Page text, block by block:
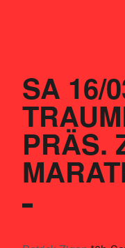
SA 16/
PRÄS.